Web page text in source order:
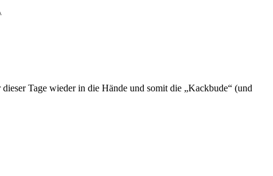
Tage wieder in die Hände und somit die „Kackbude“ (und